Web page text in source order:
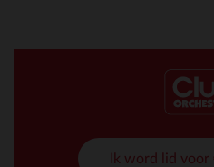
Ik word lid voor